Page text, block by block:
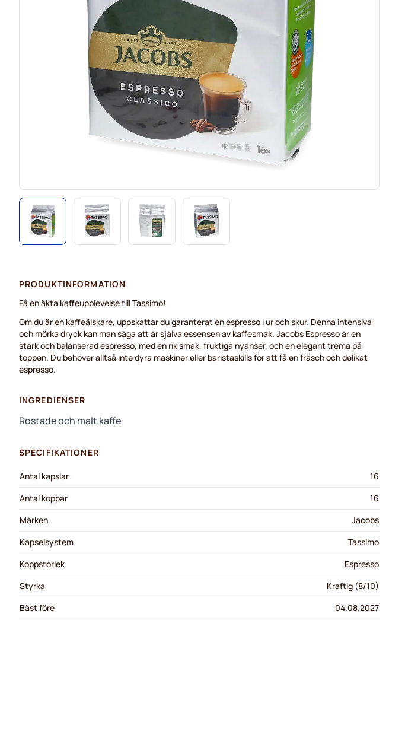
PRODUKTINFORMATION
Få en äkta kaffeupplevelse till Tassimo!
Om du är en kaffeälskare, uppskattar du garanterat en espresso i ur och skur. Denna intensiva
och mörka dryck kan man säga att är själva essensen av kaffesmak. Jacobs Espresso är en
stark och balanserad espresso, med en rik smak, fruktiga nyanser, och en elegant trema på
toppen. Du behöver alltså inte dyra maskiner eller baristaskills för att få en fräsch och delikat
espresso.
INGREDIENSER
Rostade och malt kaffe
SPECIFIKATIONER
Antal kapslar
16
Antal koppar
16
Märken
Jacobs
Kapselsystem
Tassimo
Koppstorlek
Espresso
Styrka
Kraftig (8/10)
Bäst före
04.08.2027